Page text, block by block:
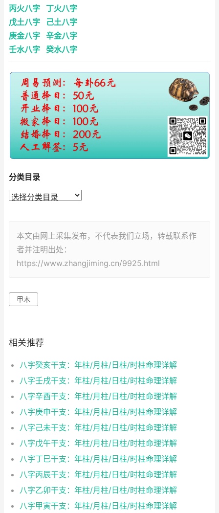
丙火八字
丁火八字
戊土八字
己土八字
庚金八字 辛金八字
壬水八字 癸水八字
分类目录
本文由网上采集发布，不代表我们立场，转载联系作
者并注明出处：
https://www.zhangjiming.cn/9925.html
甲木
相关推荐
八字癸亥干支：年柱/月柱/日柱/时柱命理详解
八字壬戌干支：年柱/月柱/日柱/时柱命理详解
八字辛酉干支：年柱/月柱/日柱/时柱命理详解
八字庚申干支：年柱/月柱/日柱/时柱命理详解
八字己未干支：年柱/月柱/日柱/时柱命理详解
八字戊午干支：年柱/月柱/日柱/时柱命理详解
八字丁巳干支：年柱/月柱/日柱/时柱命理详解
八字丙辰干支：年柱/月柱/日柱/时柱命理详解
八字乙卯干支：年柱/月柱/日柱/时柱命理详解
八字甲寅干支：年柱/月柱/日柱/时柱命理详解